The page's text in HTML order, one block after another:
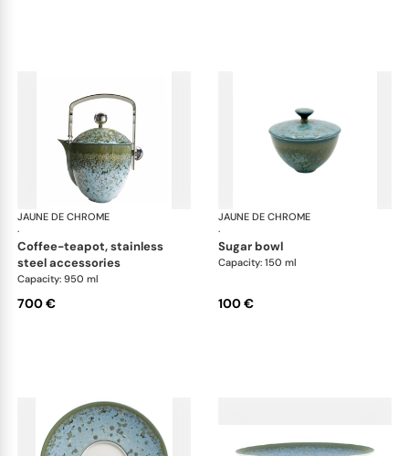
JAUNE DE CHROME
·
Nymphéa
coffee-teapot, stainless
steel accessories
Capacity: 950 ml
700 €
JAUNE DE CHROME
·
sugar bowl
Capacity: 150 ml
100 €